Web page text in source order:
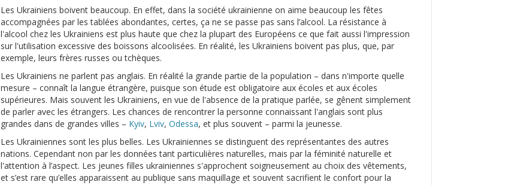
Les Ukrainiens boivent beaucoup. En effet, dans la société ukrainienne on aime beaucoup les fêtes
accompagnées par les tablées abondantes, certes, ça ne se passe pas sans l’alcool. La résistance à
l'alcool chez les Ukrainiens est plus haute que chez la plupart des Européens ce que fait aussi l'impression
sur l'utilisation excessive des boissons alcoolisées. En réalité, les Ukrainiens boivent pas plus, que, par
exemple, leurs frères russes ou tchèques.
Les Ukrainiens ne parlent pas anglais. En réalité la grande partie de la population – dans n'importe quelle
mesure – connaît la langue étrangère, puisque son étude est obligatoire aux écoles et aux écoles
supérieures. Mais souvent les Ukrainiens, en vue de l'absence de la pratique parlée, se gênent simplement
de parler avec les étrangers. Les chances de rencontrer la personne connaissant l'anglais sont plus
grandes dans de grandes villes – Kyiv, Lviv, Odessa, et plus souvent – parmi la jeunesse.
Les Ukrainiennes sont les plus belles. Les Ukrainiennes se distinguent des représentantes des autres
nations. Cependant non par les données tant particulières naturelles, mais par la féminité naturelle et
l'attention à l’aspect. Les jeunes filles ukrainiennes s'approchent soigneusement au choix des vêtements,
et s’est rare qu’elles apparaissent au publique sans maquillage et souvent sacrifient le confort pour la